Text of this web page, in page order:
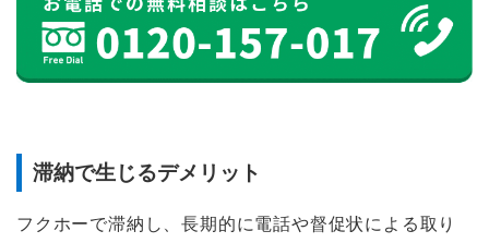
滞納で生じるデメリット
フクホーで滞納し、長期的に電話や督促状による取り